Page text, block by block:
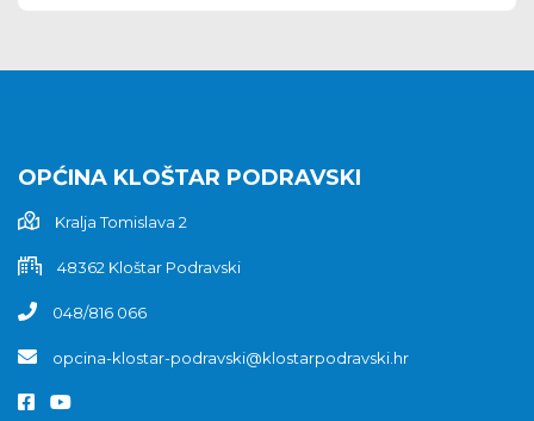
OPĆINA KLOŠTAR PODRAVSKI
Kralja Tomislava 2
48362 Kloštar Podravski
048/816 066
opcina-klostar-podravski@klostarpodravski.hr